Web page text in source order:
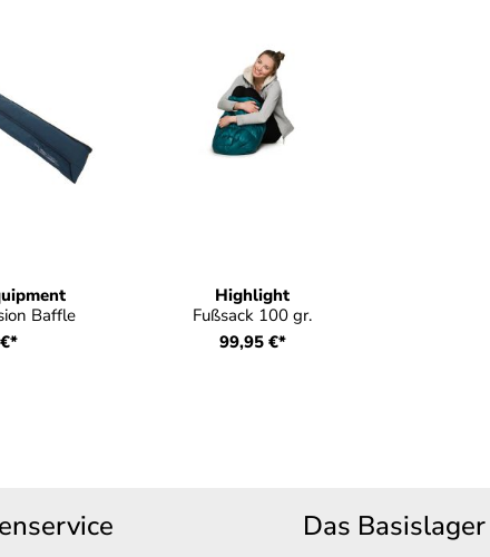
Baffle
Highlight
Fußsack 100 gr.
99,95 €*
Das Basislager